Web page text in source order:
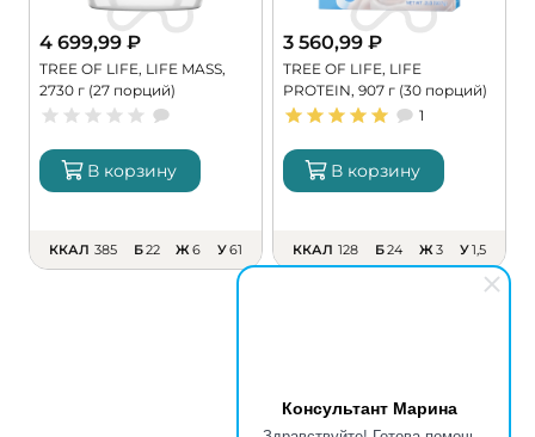
Консультант Марина
4 699,99 ₽
TREE OF LIFE, LIFE MASS,
2730 г (27 порций)
В корзину
ККАЛ 385 Б22 Ж6 У61
3 560,99 ₽
TREE OF LIFE, LIFE
PROTEIN, 907 г (30 порций)
1
В корзину
ККАЛ 128 Б24 Ж3 У1,5